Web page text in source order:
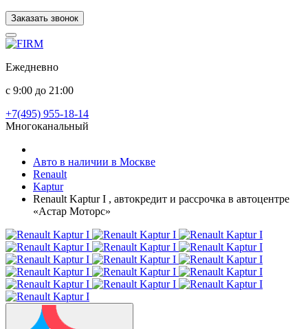
Заказать звонок
Ежедневно
с 9:00 до 21:00
+7(495) 955-18-14
Многоканальный
Авто в наличии в Москве
Renault
Kaptur
Renault Kaptur I , автокредит и рассрочка в автоцентре
«Астар Моторс»